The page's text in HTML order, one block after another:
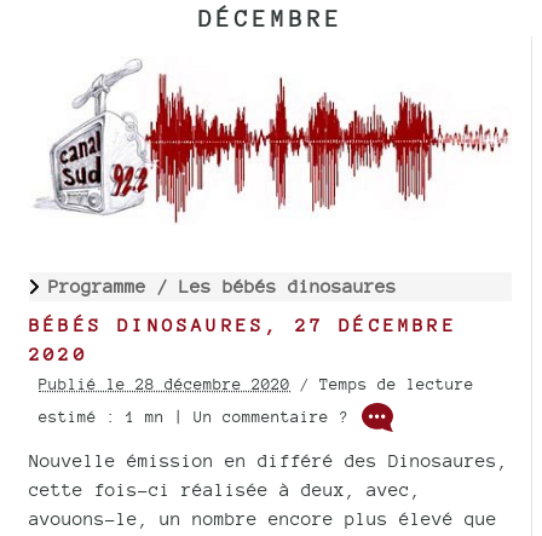
DÉCEMBRE
Programme / Les bébés dinosaures
BÉBÉS DINOSAURES, 27 DÉCEMBRE
2020
Publié le 28 décembre 2020 / Temps de lecture
estimé : 1 mn | Un commentaire ?
Nouvelle émission en différé des Dinosaures,
cette fois-ci réalisée à deux, avec,
avouons-le, un nombre encore plus élevé que